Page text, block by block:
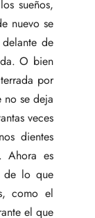
sueños,
nuevo se
de
O bien
por
no se deja
veces
dientes
Ahora es
de lo que
como el
el que